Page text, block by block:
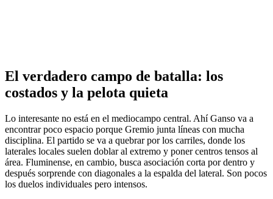
El verdadero campo de batalla: los
costados y la pelota quieta
Lo interesante no está en el mediocampo central. Ahí Ganso va a
encontrar poco espacio porque Gremio junta líneas con mucha
disciplina. El partido se va a quebrar por los carriles, donde los
laterales locales suelen doblar al extremo y poner centros tensos al
área. Fluminense, en cambio, busca asociación corta por dentro y
después sorprende con diagonales a la espalda del lateral. Son pocos
los duelos individuales pero intensos.